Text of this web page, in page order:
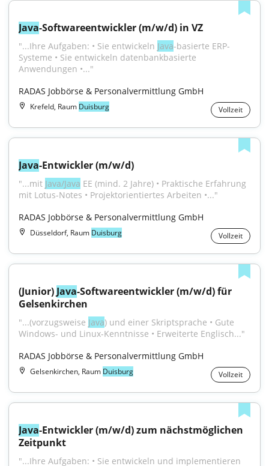
Java-Softwareentwickler (m/w/d) in VZ
"...Ihre Aufgaben: • Sie entwickeln Java-basierte ERP-
Systeme • Sie entwickeln datenbankbasierte
Anwendungen •..."
RADAS Jobbörse & Personalvermittlung GmbH
Krefeld, Raum Duisburg Vollzeit
Java-Entwickler (m/w/d)
"...mit Java/Java EE (mind. 2 Jahre) • Praktische Erfahrung
mit Lotus-Notes • Projektorientiertes Arbeiten •..."
RADAS Jobbörse & Personalvermittlung GmbH
Düsseldorf, Raum Duisburg Vollzeit
(Junior) Java-Softwareentwickler (m/w/d) für
Gelsenkirchen
"...(vorzugsweise Java) und einer Skriptsprache • Gute
Windows- und Linux-Kenntnisse • Erweiterte Englisch..."
RADAS Jobbörse & Personalvermittlung GmbH
Gelsenkirchen, Raum Duisburg Vollzeit
Java-Entwickler (m/w/d) zum nächstmöglichen
Zeitpunkt